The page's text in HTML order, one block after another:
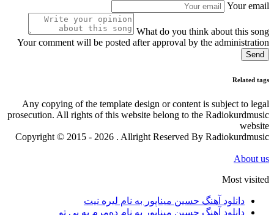
Your email
What do you think about this song
Your comment will be posted after approval by the administration
Send
Related tags
Any copying of the template design or content is subject to legal
prosecution. All rights of this website belong to the Radiokurdmusic
website
Copyright © 2015 - 2026 . Allright Reserved By Radiokurdmusic
About us
Most visited
دانلود آهنگ حسین میناپور به نام لیره نیت
دانلود آهنگ حسین میناپور به نام دەمرم بە بی تو